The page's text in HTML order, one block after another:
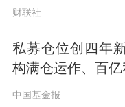
益，而非短期
科创50指数样
财联社
私募仓位创四年
构满仓运作、百
中国基金报